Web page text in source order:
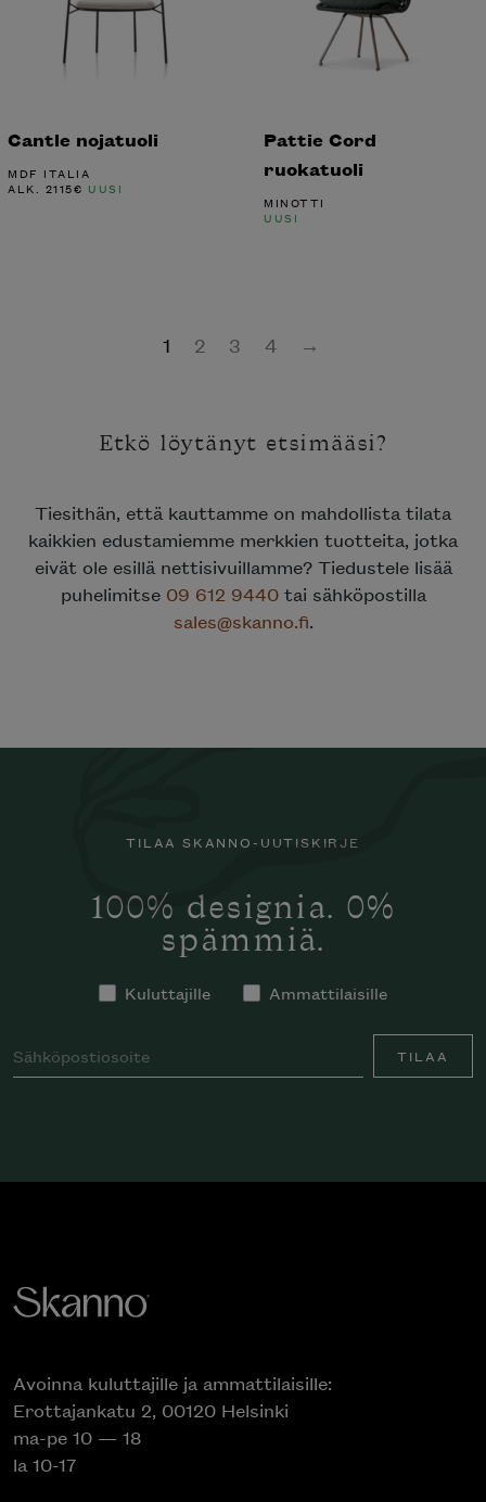
Cantle nojatuoli
MDF ITALIA
ALK. 2115€ UUSI
Pattie Cord
ruokatuoli
MINOTTI
UUSI
1 2 3 4 →
Etkö löytänyt etsimääsi?
Tiesithän, että kauttamme on mahdollista tilata
kaikkien edustamiemme merkkien tuotteita, jotka
eivät ole esillä nettisivuillamme? Tiedustele lisää
puhelimitse 09 612 9440tai sähköpostilla
sales@skanno.fi.
TILAA SKANNO-UUTISKIRJE
100% designia. 0%
spämmiä.
Kuluttajille Ammattilaisille
TILAA
Avoinna kuluttajille ja ammattilaisille:
Erottajankatu 2, 00120 Helsinki
ma-pe 10 — 18
la 10-17